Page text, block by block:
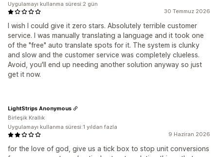
30 Temmuz 2026
I wish I could give it zero stars. Absolutely terrible customer
service. I was manually translating a language and it took one
of the "free" auto translate spots for it. The system is clunky
and slow and the customer service was completely clueless.
Avoid, you'll end up needing another solution anyway so just
get it now.
Uygulamayı kullanma süresi:2 gün
9 Haziran 2026
for the love of god, give us a tick box to stop unit conversions
LightStrips Anonymous
Birleşik Krallık
Uygulamayı kullanma süresi:1 yıldan fazla